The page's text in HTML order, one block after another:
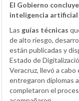
El Gobierno
inteligencia artificial
Las guías técnicas
de alto riesgo,
están publicadas y
Estado de
Veracruz, llevó a
entregaron diplomas
completaron el